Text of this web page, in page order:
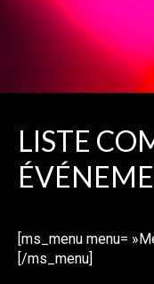
LISTE
[ms_menu menu=
[/ms_menu]